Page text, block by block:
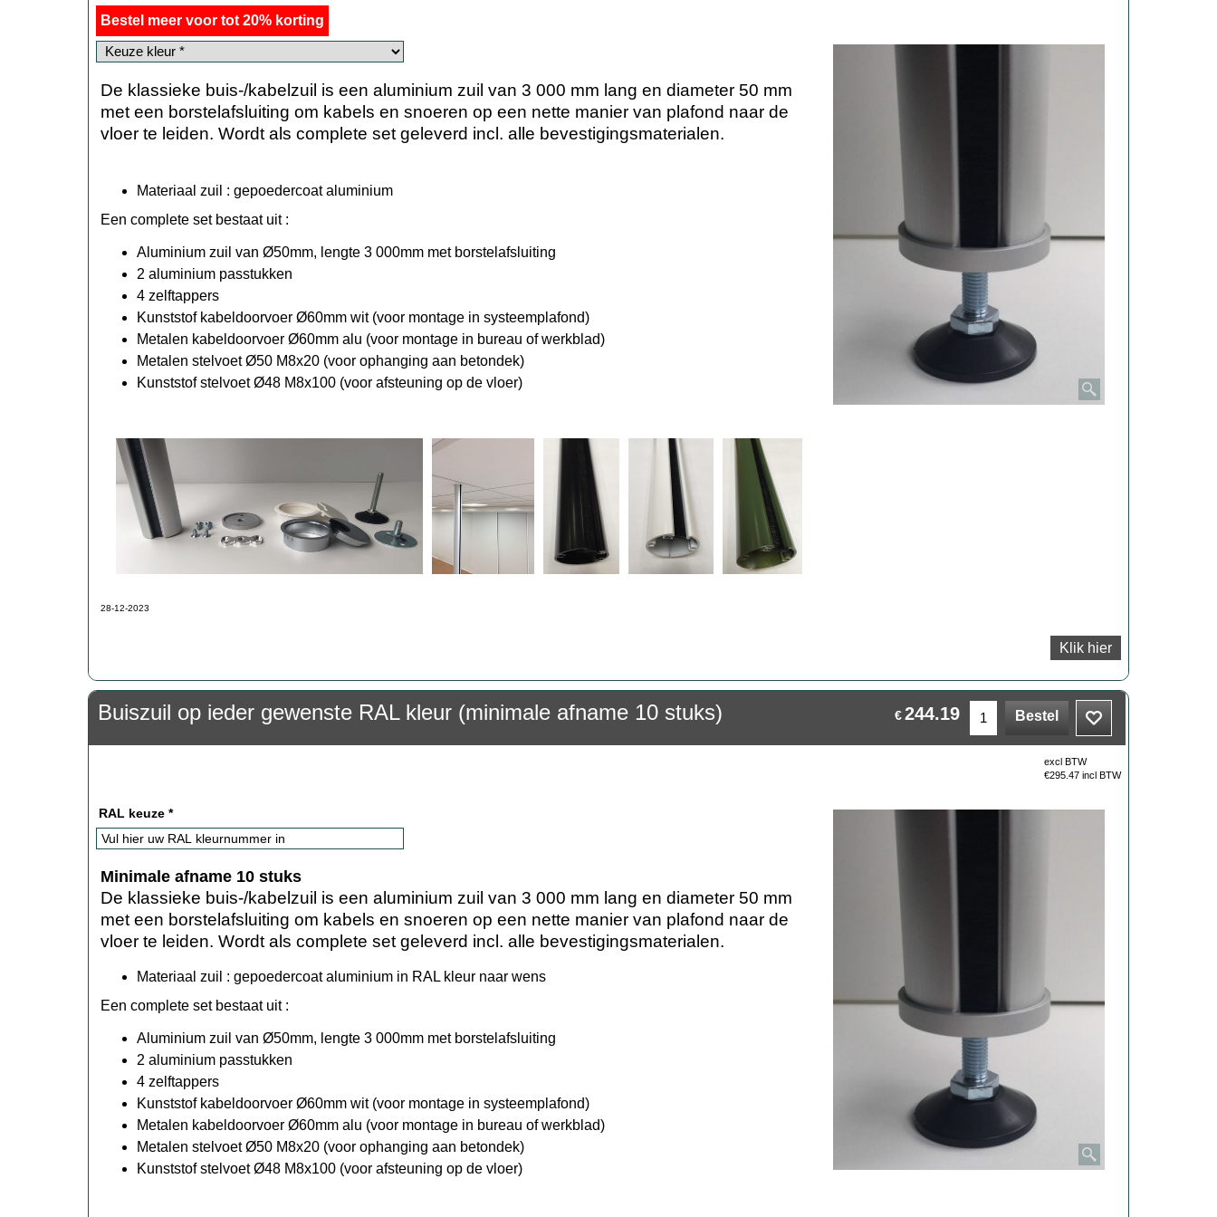
Bestel meer voor tot 20% korting
De klassieke buis-/kabelzuil is een aluminium zuil van 3 000 mm lang en diameter 50 mm
met een borstelafsluiting om kabels en snoeren op een nette manier van plafond naar de
vloer te leiden. Wordt als complete set geleverd incl. alle bevestigingsmaterialen.
Materiaal zuil : gepoedercoat aluminium
Een complete set bestaat uit :
Aluminium zuil van Ø50mm, lengte 3 000mm met borstelafsluiting
2 aluminium passtukken
4 zelftappers
Kunststof kabeldoorvoer Ø60mm wit (voor montage in systeemplafond)
Metalen kabeldoorvoer Ø60mm alu (voor montage in bureau of werkblad)
Metalen stelvoet Ø50 M8x20 (voor ophanging aan betondek)
Kunststof stelvoet Ø48 M8x100 (voor afsteuning op de vloer)
28-12-2023
Klik hier
Buiszuil op ieder gewenste RAL kleur (minimale afname 10 stuks) €244.19 Bestel
excl BTW
€295.47 incl BTW
RAL keuze *
Minimale afname 10 stuks
De klassieke buis-/kabelzuil is een aluminium zuil van 3 000 mm lang en diameter 50 mm
met een borstelafsluiting om kabels en snoeren op een nette manier van plafond naar de
vloer te leiden. Wordt als complete set geleverd incl. alle bevestigingsmaterialen.
Materiaal zuil : gepoedercoat aluminium in RAL kleur naar wens
Een complete set bestaat uit :
Aluminium zuil van Ø50mm, lengte 3 000mm met borstelafsluiting
2 aluminium passtukken
4 zelftappers
Kunststof kabeldoorvoer Ø60mm wit (voor montage in systeemplafond)
Metalen kabeldoorvoer Ø60mm alu (voor montage in bureau of werkblad)
Metalen stelvoet Ø50 M8x20 (voor ophanging aan betondek)
Kunststof stelvoet Ø48 M8x100 (voor afsteuning op de vloer)